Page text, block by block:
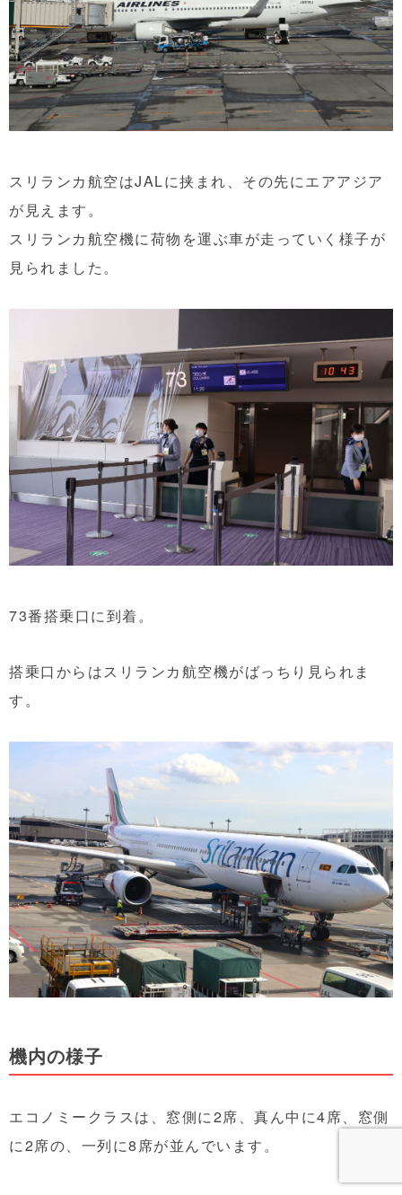
スリランカ航空はJALに挟まれ、その先にエアアジア
が見えます。
スリランカ航空機に荷物を運ぶ車が走っていく様子が
見られました。
73番搭乗口に到着。
搭乗口からはスリランカ航空機がばっちり見られま
す。
機内の様子
エコノミークラスは、窓側に2席、真ん中に4席、窓側
に2席の、一列に8席が並んでいます。